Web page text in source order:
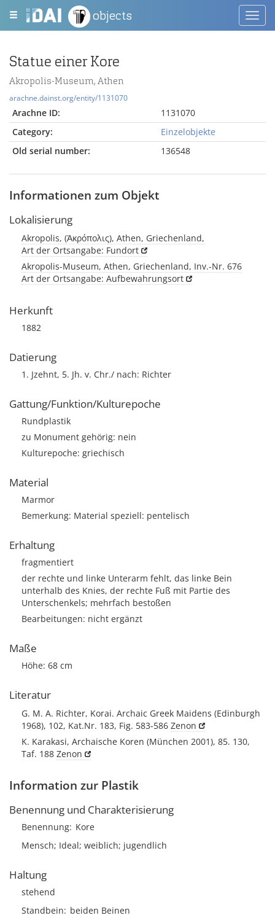
objects
Statue einer Kore
Akropolis-Museum, Athen
arachne.dainst.org/entity/1131070
Arachne ID:
1131070
Category:
Einzelobjekte
Old serial number:
136548
Informationen zum Objekt
Lokalisierung
Akropolis, (Ἀκρόπολις), Athen, Griechenland,
Art der Ortsangabe: Fundort
Akropolis-Museum, Athen, Griechenland, Inv.-Nr. 676
Art der Ortsangabe: Aufbewahrungsort
Herkunft
1882
Datierung
1. Jzehnt, 5. Jh. v. Chr./ nach: Richter
Gattung/Funktion/Kulturepoche
Rundplastik
zu Monument gehörig: nein
Kulturepoche: griechisch
Material
Marmor
Bemerkung: Material speziell: pentelisch
Erhaltung
fragmentiert
der rechte und linke Unterarm fehlt, das linke Bein
unterhalb des Knies, der rechte Fuß mit Partie des
Unterschenkels; mehrfach bestoßen
Bearbeitungen: nicht ergänzt
Maße
Höhe: 68 cm
Literatur
G. M. A. Richter, Korai. Archaic Greek Maidens (Edinburgh
1968), 102, Kat.Nr. 183, Fig. 583-586 Zenon
K. Karakasi, Archaische Koren (München 2001), 85. 130,
Taf. 188 Zenon
Information zur Plastik
Benennung und Charakterisierung
Benennung Kore
Mensch; Ideal; weiblich; jugendlich
Haltung
stehend
Standbein
beiden Beinen